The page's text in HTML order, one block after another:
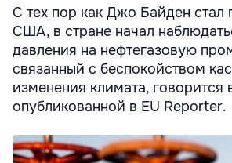
С тех пор как Джо Байден стал
США, в стране начал
давления на нефтегазовую
связанный с беспокойством
изменения климата, говорится
опубликованной в EU Reporter.